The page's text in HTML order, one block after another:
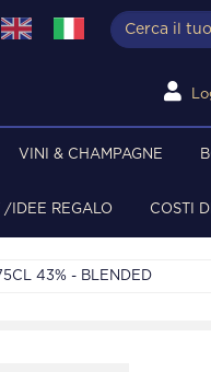
VINI & CHAMPAGNE
/IDEE REGALO COSTI
43% - BLENDED